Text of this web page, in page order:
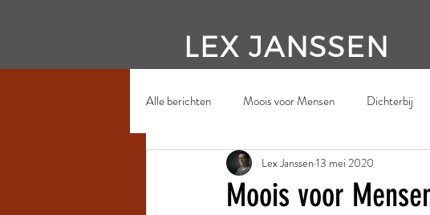
LEX JANSSEN
Alle berichten Moois voor Mensen Dichterbij
Moois voor
Lex Janssen 13 mei 2020